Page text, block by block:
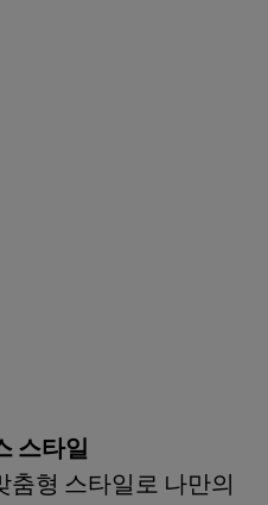
스타일
춤형 스타일로 나만의